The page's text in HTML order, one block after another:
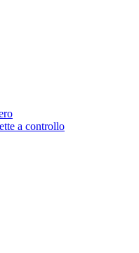
a controllo